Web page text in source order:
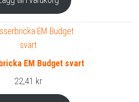
EM Budget svart
22,41 kr